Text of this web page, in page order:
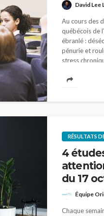
David Lee
Au cours des
québécois de
ébranlé :
pénurie et
stress
RÉSULTATS
4
du 17
Équipe
Chaque